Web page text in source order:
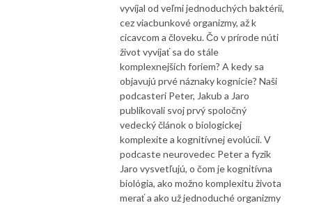
vyvíjal od veľmi jednoduchých baktérií,
cez viacbunkové organizmy, až k
cicavcom a človeku. Čo v prírode núti
život vyvíjať sa do stále
komplexnejších foriem? A kedy sa
objavujú prvé náznaky kognície? Naši
podcasteri Peter, Jakub a Jaro
publikovali svoj prvý spoločný
vedecký článok o biologickej
komplexite a kognitívnej evolúcii. V
podcaste neurovedec Peter a fyzik
Jaro vysvetľujú, o čom je kognitívna
biológia, ako možno komplexitu života
merať a ako už jednoduché organizmy